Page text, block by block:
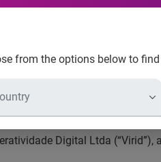
from the options below to
Ltda,
Digital Ltda (“Virid”),